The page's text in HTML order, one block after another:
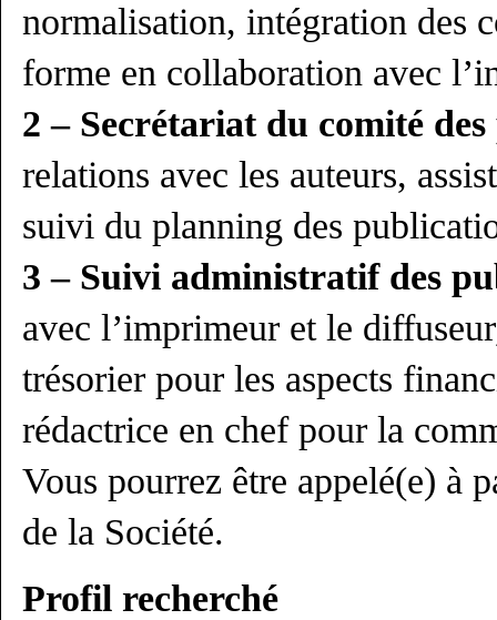
normalisation, intégration des
forme en collaboration avec
2 – Secrétariat du comité
relations avec les auteurs,
suivi du planning des
3 – Suivi administratif des
avec l’imprimeur et le
trésorier pour les aspects
rédactrice en chef pour la
Vous pourrez être appelé(e) à
de la Société.
Profil recherché